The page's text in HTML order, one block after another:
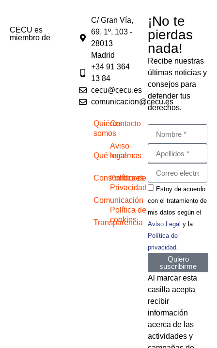
CECU es
miembro de
C/ Gran Vía,
69, 1º, 103 -
28013
Madrid
+34 91 364
13 84
cecu@cecu.es
comunicacion@cecu.es
Quiénes
somos
Qué hacemos
Consumidores
Comunicación
Transparencia
Contacto
Aviso
legal
Política de
Privacidad
Política de
cookies
¡No te
pierdas
nada!
Recibe nuestras
últimas noticias y
consejos para
defender tus
derechos.
Estoy de acuerdo
con el tratamiento de
mis datos según el
Aviso Legal y la
Política de
privacidad
Quiero
suscribirme
Al marcar esta
casilla acepta
recibir
información
acerca de las
actividades y